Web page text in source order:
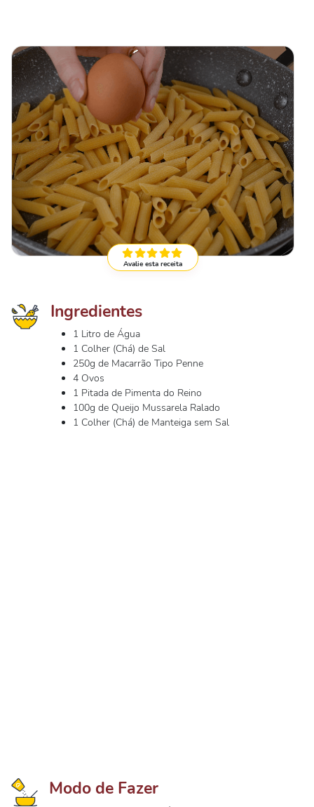
Avalie esta receita
Ingredientes
1 Litro de Água
1 Colher (Chá) de Sal
250g de Macarrão Tipo Penne
4 Ovos
1 Pitada de Pimenta do Reino
100g de Queijo Mussarela Ralado
1 Colher (Chá) de Manteiga sem Sal
Modo de Fazer